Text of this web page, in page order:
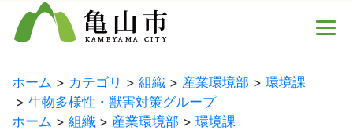
ホーム カテゴリ 組織 産業環境部
環境課
生物多様性・獣害対策グループ
ホーム
組織 産業環境部
環境課